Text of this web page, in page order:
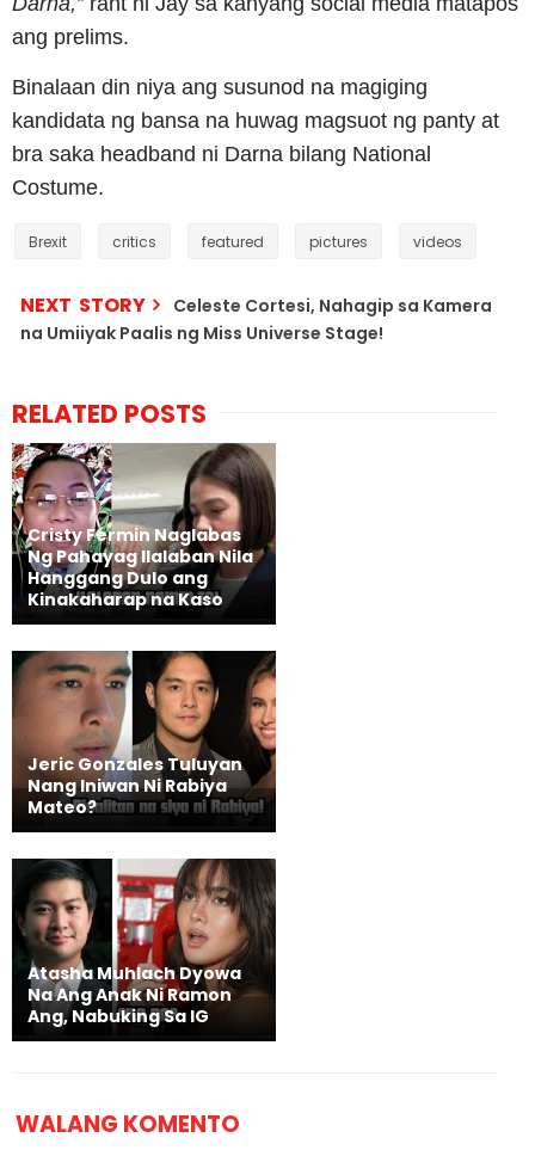
ang prelims.
Binalaan din niya ang susunod na magiging
kandidata ng bansa na huwag magsuot ng panty at
bra saka headband ni Darna bilang National
Costume.
Brexit critics featured pictures videos
NEXT STORY
Celeste Cortesi, Nahagip sa Kamera
na Umiiyak Paalis ng Miss Universe Stage!
RELATED POSTS
Cristy Fermin Naglabas
Ng Pahayag Ilalaban Nila
Hanggang Dulo ang
Kinakaharap na Kaso
Jeric Gonzales Tuluyan
Nang Iniwan Ni Rabiya
Mateo?
Atasha Muhlach Dyowa
Na Ang Anak Ni Ramon
Ang, Nabuking Sa IG
WALANG KOMENTO